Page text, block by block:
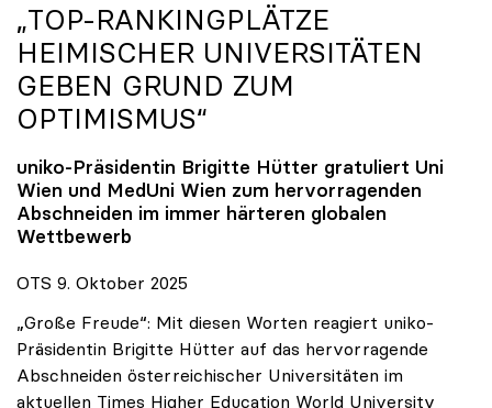
„TOP-RANKINGPLÄTZE
HEIMISCHER UNIVERSITÄTEN
GEBEN GRUND ZUM
OPTIMISMUS“
uniko-Präsidentin Brigitte Hütter gratuliert Uni
Wien und MedUni Wien zum hervorragenden
Abschneiden im immer härteren globalen
Wettbewerb
OTS 9. Oktober 2025
„Große Freude“: Mit diesen Worten reagiert uniko-
Präsidentin Brigitte Hütter auf das hervorragende
Abschneiden österreichischer Universitäten im
aktuellen Times Higher Education World University